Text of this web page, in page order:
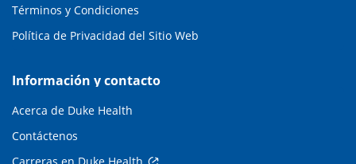
Términos y Condiciones
Política de Privacidad del Sitio Web
Información y contacto
Acerca de Duke Health
Contáctenos